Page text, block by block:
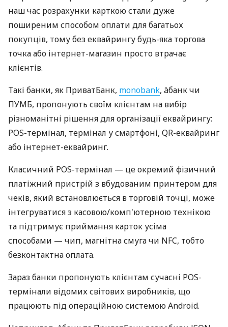
наш час розрахунки карткою стали дуже
поширеним способом оплати для багатьох
покупців, тому без еквайрингу будь-яка торгова
точка або інтернет-магазин просто втрачає
клієнтів.
Такі банки, як ПриватБанк, monobank, àбанк чи
ПУМБ, пропонують своїм клієнтам на вибір
різноманітні рішення для організації еквайрингу:
POS-термінал, термінал у смартфоні, QR-еквайринг
або інтернет-еквайринг.
Класичний POS-термінал — це окремий фізичний
платіжний пристрій з вбудованим принтером для
чеків, який встановлюється в торговій точці, може
інтегруватися з касовою/комп'ютерною технікою
та підтримує приймання карток усіма
способами — чип, магнітна смуга чи NFC, тобто
безконтактна оплата.
Зараз банки пропонують клієнтам сучасні POS-
термінали відомих світових виробників, що
працюють під операційною системою Android.